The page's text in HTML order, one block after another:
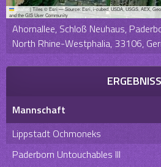
Leaflet |Tiles © Esri — Source: Esri, i-cubed, USDA, USGS, AEX,
and the GIS User Community
Ahornallee, Schloß Neuhaus,
North Rhine-Westphalia, 33106,
Mannschaft
Lippstadt Ochmoneks
Paderborn Untouchables III